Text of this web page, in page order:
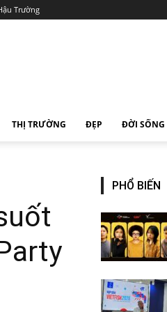
Trường
THỊ TRƯỜNG ĐẸP ĐỜI SỐNG
PHỔ BIẾN